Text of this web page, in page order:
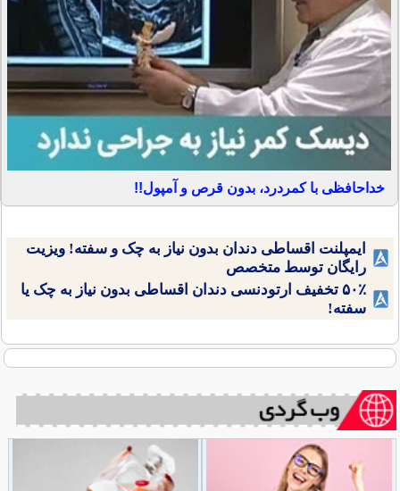
خداحافظی با کمردرد، بدون قرص و آمپول!!
ایمپلنت اقساطی دندان بدون نیاز به چک و سفته! ویزیت
رایگان توسط متخصص
۵۰٪ تخفیف ارتودنسی دندان اقساطی بدون نیاز به چک یا
سفته!